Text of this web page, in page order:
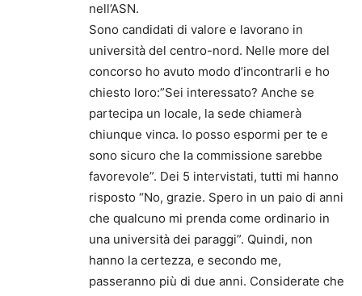
nell’ASN.
Sono candidati di valore e lavorano in
università del centro-nord. Nelle more del
concorso ho avuto modo d’incontrarli e ho
chiesto loro:”Sei interessato? Anche se
partecipa un locale, la sede chiamerà
chiunque vinca. Io posso espormi per te e
sono sicuro che la commissione sarebbe
favorevole”. Dei 5 intervistati, tutti mi hanno
risposto “No, grazie. Spero in un paio di anni
che qualcuno mi prenda come ordinario in
una università dei paraggi”. Quindi, non
hanno la certezza, e secondo me,
passeranno più di due anni. Considerate che